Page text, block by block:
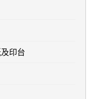
印台